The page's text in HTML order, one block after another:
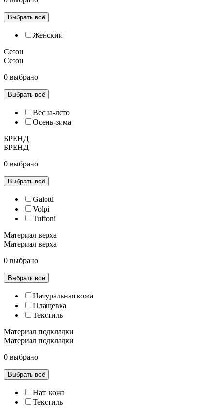
Выбрать всё
Женский
Сезон
Сезон
0 выбрано
Выбрать всё
Весна-лето
Осень-зима
БРЕНД
БРЕНД
0 выбрано
Выбрать всё
Galotti
Volpi
Tuffoni
Материал верха
Материал верха
0 выбрано
Выбрать всё
Натуральная кожа
Плащевка
Текстиль
Материал подкладки
Материал подкладки
0 выбрано
Выбрать всё
Нат. кожа
Текстиль